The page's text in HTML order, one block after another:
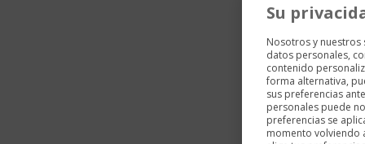
Su
Nosotros y nuestros
datos personales,
contenido
forma alternativa,
sus preferencias
personales puede
preferencias se
momento volviendo